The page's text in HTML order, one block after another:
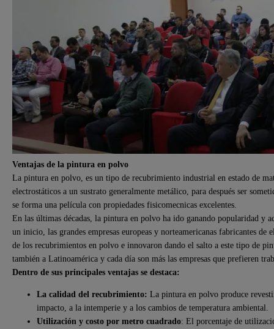
Ventajas de la pintura en polvo
La pintura en polvo, es un tipo de recubrimiento industrial en estado de
electrostáticos a un sustrato generalmente metálico, para después ser
se forma una película con propiedades fisicomecnicas excelentes.
En las últimas décadas, la pintura en polvo ha ido ganando popularidad y
un inicio, las grandes empresas europeas y norteamericanas fabricantes
de los recubrimientos en polvo e innovaron dando el salto a este tipo de
también a Latinoamérica y cada día son más las empresas que prefieren
Dentro de sus principales ventajas se destaca:
La calidad del recubrimiento: La pintura en polvo produce
impacto, a la intemperie y a los cambios de temperatura ambiental.
Utilización y costo por metro cuadrado: El porcentaje de